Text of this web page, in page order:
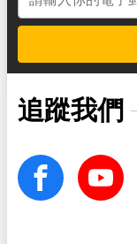
追蹤我們
facebook Youtube